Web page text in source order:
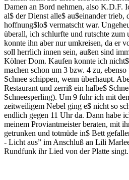
Damen an Bord nehmen, also K.D.F.
al$ der Dienst alle$ au$einander trieb,
hoffnung$lo$ vermatscht war.
überall, ich schlurfte und rutschte zum
konnte ihn aber nur umkreisen, da er
soll herrlich innen sein, außen sind
Kölner Dom. Kaufen konnte ich
machen schon um 3 bzw. 4 zu,
Schnee schippen, wenn überhaupt.
Restaurant und zerriß ein halbe$
Schneesperling). Um 9 fuhr ich mit
zeitweiligem Nebel ging e$ nicht so
endlich gegen 11 Uhr da. Dann habe
meinem Proviantmeister beraten, mit
getrunken und totmüde in$ Bett
- Licht aus” im Anschluß an Lili
Rundfunk ihr Lied von der Platte singt.